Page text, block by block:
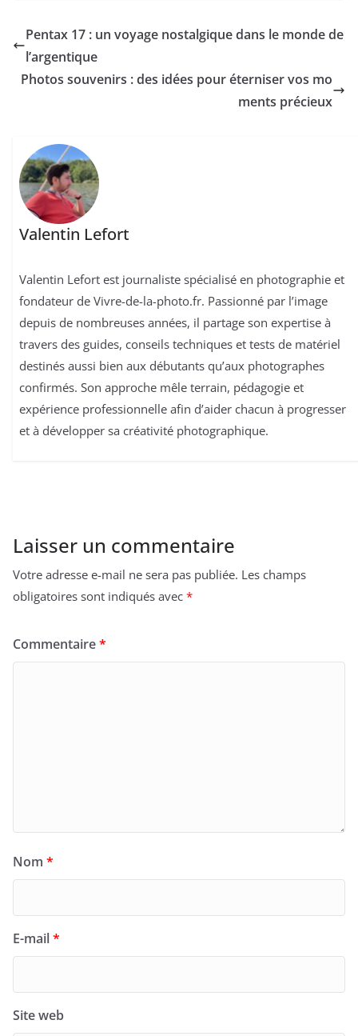
​​Pentax 17 : un voyage nostalgique dans le monde de
l’argentique
Photos souvenirs : des idées pour éterniser vos mo
ments précieux
Valentin Lefort
Valentin Lefort est journaliste spécialisé en photographie et
fondateur de Vivre-de-la-photo.fr. Passionné par l’image
depuis de nombreuses années, il partage son expertise à
travers des guides, conseils techniques et tests de matériel
destinés aussi bien aux débutants qu’aux photographes
confirmés. Son approche mêle terrain, pédagogie et
expérience professionnelle afin d’aider chacun à progresser
et à développer sa créativité photographique.
Laisser un commentaire
Votre adresse e-mail ne sera pas publiée. Les champs
obligatoires sont indiqués avec *
Commentaire*
Nom *
E-mail*
Site web